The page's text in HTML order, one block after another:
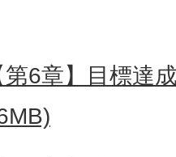
第6章】目標達